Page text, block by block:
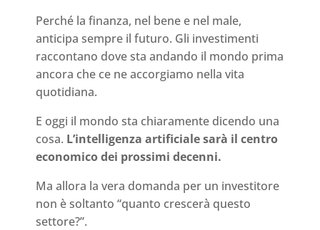
Perché la finanza, nel bene e nel male,
anticipa sempre il futuro. Gli investimenti
raccontano dove sta andando il mondo prima
ancora che ce ne accorgiamo nella vita
quotidiana.
E oggi il mondo sta chiaramente dicendo una
cosa. L’intelligenza artificiale sarà il centro
economico dei prossimi decenni.
Ma allora la vera domanda per un investitore
non è soltanto “quanto crescerà questo
settore?”.